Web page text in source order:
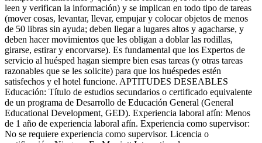
leen y verifican la información) y se implican en todo tipo de tareas
(mover cosas, levantar, llevar, empujar y colocar objetos de menos
de 50 libras sin ayuda; deben llegar a lugares altos y agacharse, y
deben hacer movimientos que les obligan a doblar las rodillas,
girarse, estirar y encorvarse). Es fundamental que los Expertos de
servicio al huésped hagan siempre bien esas tareas (y otras tareas
razonables que se les solicite) para que los huéspedes estén
satisfechos y el hotel funcione. APTITUDES DESEABLES
Educación: Título de estudios secundarios o certificado equivalente
de un programa de Desarrollo de Educación General (General
Educational Development, GED). Experiencia laboral afín: Menos
de 1 año de experiencia laboral afín. Experiencia como supervisor:
No se requiere experiencia como supervisor. Licencia o